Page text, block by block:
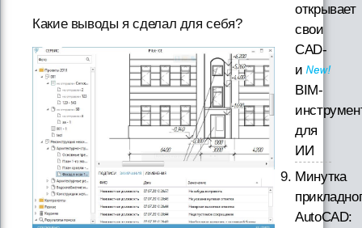
Какие выводы я сделал для себя?
открывает
свои
CAD-
и
BIM-
для
ИИ
Минутка
AutoCAD: